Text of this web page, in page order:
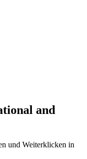
and
und Weiterklicken in